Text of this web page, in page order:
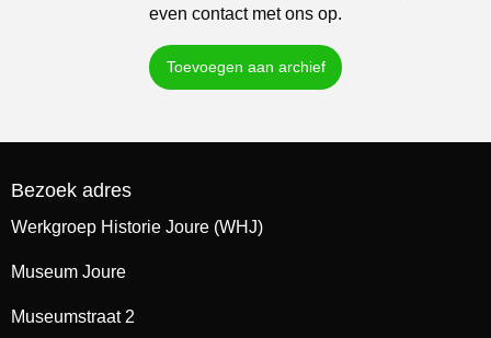
even contact met ons op.
Toevoegen aan archief
Bezoek adres
Werkgroep Historie Joure (WHJ)
Museum Joure
Museumstraat 2